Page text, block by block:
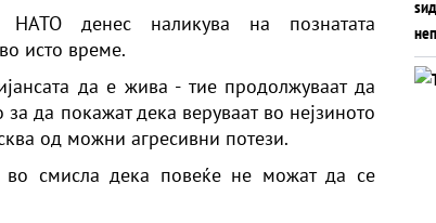
денес наликува на познатата
исто време.
да е жива - тие продолжуваат да
да покажат дека веруваат во нејзиното
од можни агресивни потези.
во смисла дека повеќе не можат да се